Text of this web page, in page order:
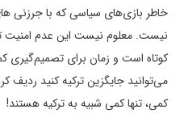
خاطر بازی‌های سیاسی که با جرزنی
نیست. معلوم نیست این عدم امنیت تا
کوتاه است و زمان برای تصمیم‌گیری
می‌توانید جایگزین ترکیه کنید ردیف
کمی، تنها کمی شبیه به ترکیه هستند!